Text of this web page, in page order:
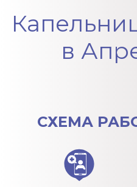
в
СХЕМА